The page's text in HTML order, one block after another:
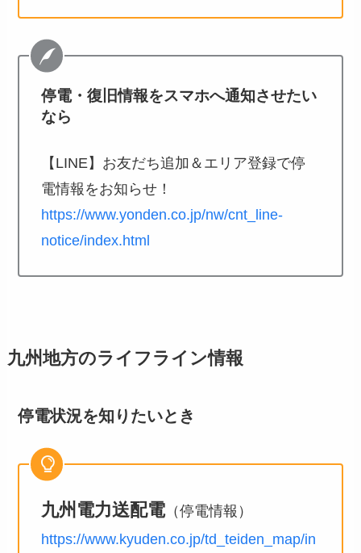
停電・復旧情報をスマホへ通知させたい
なら
【LINE】お友だち追加＆エリア登録で停
電情報をお知らせ！
https://www.yonden.co.jp/nw/cnt_line-
notice/index.html
九州地方のライフライン情報
停電状況を知りたいとき
九州電力送配電（停電情報）
https://www.kyuden.co.jp/td_teiden_map/in